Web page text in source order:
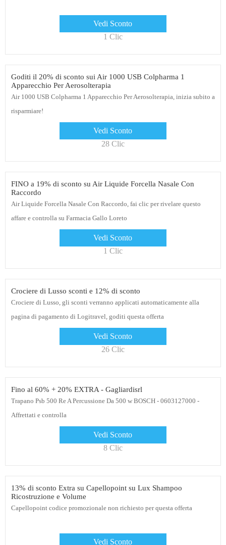
Vedi Sconto
1 Clic
Goditi il ​​20% di sconto sui Air 1000 USB Colpharma 1
Apparecchio Per Aerosolterapia
Air 1000 USB Colpharma 1 Apparecchio Per Aerosolterapia, inizia subito a
risparmiare!
Vedi Sconto
28 Clic
FINO a 19% di sconto su Air Liquide Forcella Nasale Con
Raccordo
Air Liquide Forcella Nasale Con Raccordo, fai clic per rivelare questo
affare e controlla su Farmacia Gallo Loreto
Vedi Sconto
1 Clic
Crociere di Lusso sconti e 12% di sconto
Crociere di Lusso, gli sconti verranno applicati automaticamente alla
pagina di pagamento di Logitravel, goditi questa offerta
Vedi Sconto
26 Clic
Fino al 60% + 20% EXTRA - Gagliardisrl
Trapano Psb 500 Re A Percussione Da 500 w BOSCH - 0603127000 -
Affrettati e controlla
Vedi Sconto
8 Clic
13% di sconto Extra su Capellopoint su Lux Shampoo
Ricostruzione e Volume
Capellopoint codice promozionale non richiesto per questa offerta
Vedi Sconto